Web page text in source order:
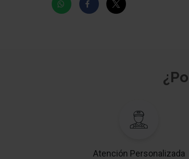
Atención Personalizada